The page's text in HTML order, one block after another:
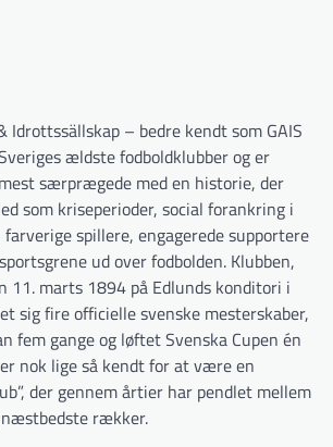
Idrottssällskap – bedre kendt som GAIS
ældste fodboldklubber og er
særprægede med en historie, der
som kriseperioder, social forankring i
spillere, engagerede supportere
ud over fodbolden. Klubben,
11. marts 1894 på Edlunds konditori i
sig fire officielle svenske mesterskaber,
fem gange og løftet Svenska Cupen én
nok lige så kendt for at være en
der gennem årtier har pendlet mellem
næstbedste rækker.